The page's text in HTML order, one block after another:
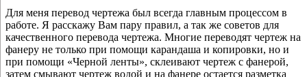
Для меня перевод чертежа был всегда главным процессом в
работе. Я расскажу Вам пару правил, а так же советов для
качественного перевода чертежа. Многие переводят чертеж на
фанеру не только при помощи карандаша и копировки, но и
при помощи «Черной ленты», склеивают чертеж с фанерой,
затем смывают чертеж водой и на фанере остается разметка